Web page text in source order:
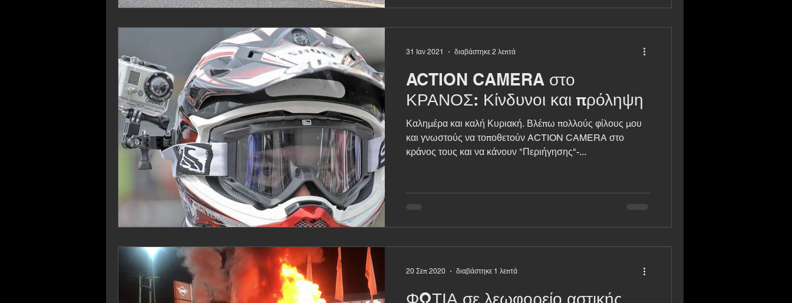
ACTION CAMERA στο
ΚΡΑΝΟΣ: Κίνδυνοι και πρόληψη
Καλημέρα και καλή Κυριακή. Βλέπω πολλούς φίλους μου
και γνωστούς να τοποθετούν ACTION CAMERA στο
κράνος τους και να κάνουν "Περιήγησης"-...
31 Ιαν 2021 διαβάστηκε 2 λεπτά
ΦΩΤΙΑ σε λεωφορείο αστικής
20 Σεπ 2020 διαβάστηκε 1 λεπτά